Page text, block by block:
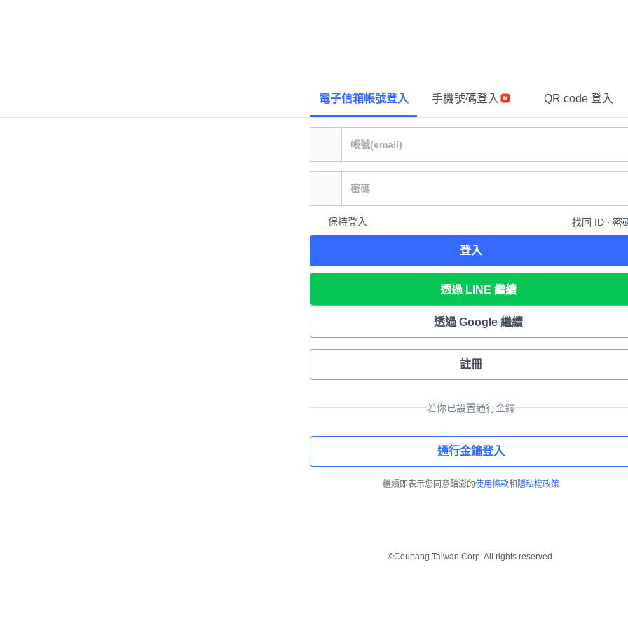
電子信箱帳號登入 手機號碼登入 QR code 登入
保持登入 找回 ID ∙ 密
登入
透過 LINE 繼續
透過 Google 繼續
註冊
若你已設置通行金鑰
通行金鑰登入
繼續即表示您同意酷澎的使用條款和 隱私權政策
©Coupang Taiwan Corp. All rights reserved.